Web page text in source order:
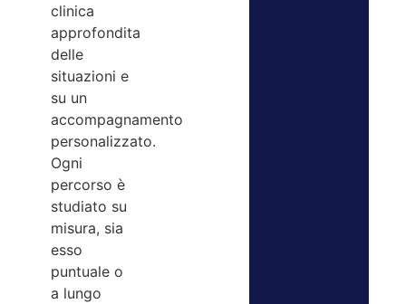
clinica
approfondita
delle
situazioni e
su un
accompagnamento
personalizzato.
Ogni
percorso è
studiato su
misura, sia
esso
puntuale o
a lungo